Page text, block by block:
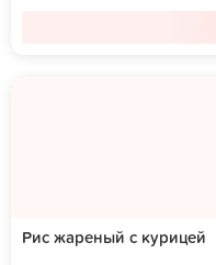
Рис жареный с курицей